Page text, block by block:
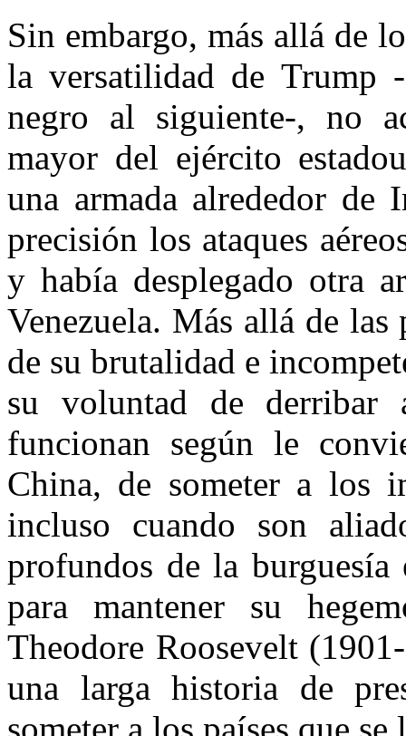
Sin embargo, más allá de
la versatilidad de Trump
negro al siguiente-, no
mayor del ejército
una armada alrededor de
precisión los ataques
y había desplegado otra
Venezuela. Más allá de las
de su brutalidad e
su voluntad de derribar
funcionan según le
China, de someter a los
incluso cuando son
profundos de la burguesía
para mantener su
Theodore Roosevelt
una larga historia de